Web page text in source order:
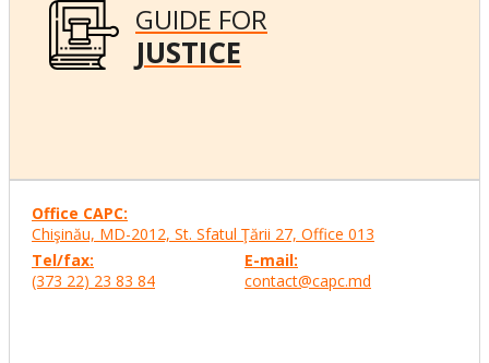
GUIDE FOR
JUSTICE
Office CAPC:
Chişinău, MD-2012, St. Sfatul Ţării 27, Office 013
Tel/fax:
(373 22) 23 83 84
E-mail:
contact@capc.md